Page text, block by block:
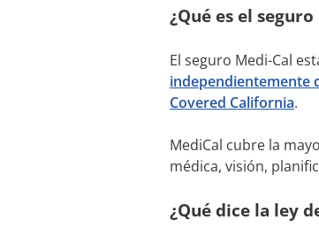
¿Qué es el
El seguro Medi-Cal
independientemente
Covered California.
MediCal cubre la
médica, visión,
¿Qué dice la ley